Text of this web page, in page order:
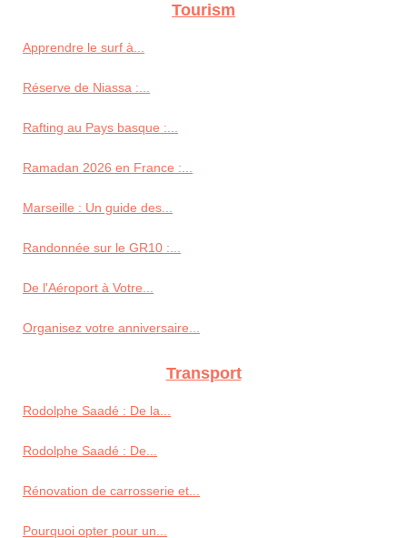
Tourism
Apprendre le surf à...
Réserve de Niassa :...
Rafting au Pays basque :...
Ramadan 2026 en France :...
Marseille : Un guide des...
Randonnée sur le GR10 :...
De l'Aéroport à Votre...
Organisez votre anniversaire...
Transport
Rodolphe Saadé : De la...
Rodolphe Saadé : De...
Rénovation de carrosserie et...
Pourquoi opter pour un...